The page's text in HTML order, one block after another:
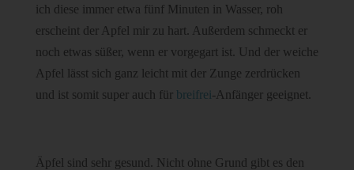
ich diese immer etwa fünf Minuten in Wasser, roh
erscheint der Apfel mir zu hart. Außerdem schmeckt er
noch etwas süßer, wenn er vorgegart ist. Und der weiche
Apfel lässt sich ganz leicht mit der Zunge zerdrücken
und ist somit super auch für breifrei-Anfänger geeignet.
Äpfel sind sehr gesund. Nicht ohne Grund gibt es den